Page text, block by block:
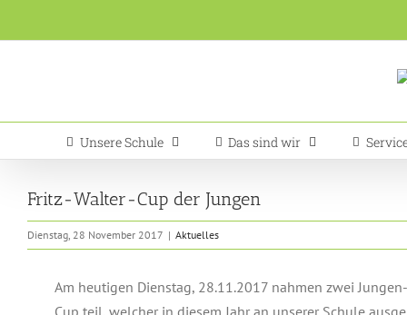
Inhalt
Unsere Schule Das sind wir
Fritz-Walter-Cup der Jungen
Dienstag, 28 November 2017 | Aktuelles
Am heutigen Dienstag, 28.11.2017 nahmen zwei
Cup teil, welcher in diesem Jahr an unserer Schule